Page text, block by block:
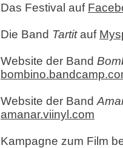
Das Festival auf
Die Band Tartitauf
Website der Band
Website der Band
amanar.viinyl.com
Kampagne zum Film